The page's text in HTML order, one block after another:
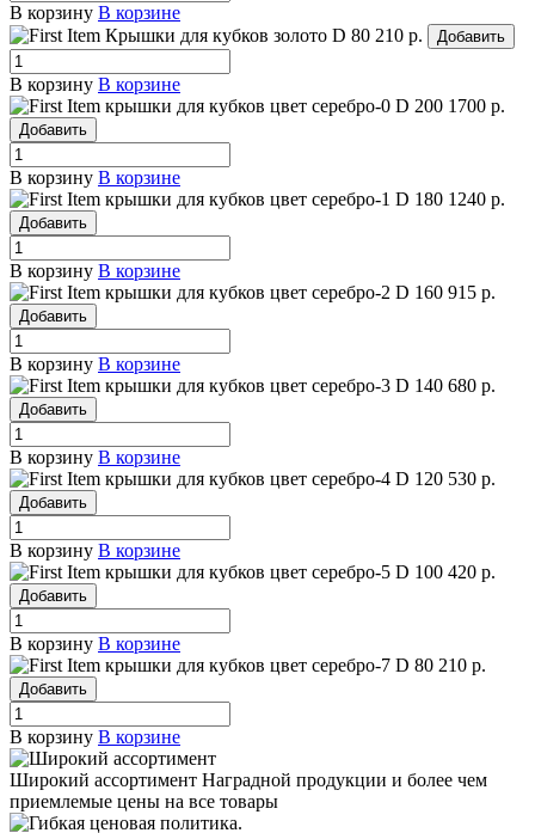
В корзину В корзине
Крышки для кубков золото D 80 210 р. Добавить
В корзину В корзине
крышки для кубков цвет серебро-0 D 200 1700 р.
Добавить
В корзину В корзине
крышки для кубков цвет серебро-1 D 180 1240 р.
Добавить
В корзину В корзине
крышки для кубков цвет серебро-2 D 160 915 р.
Добавить
В корзину В корзине
крышки для кубков цвет серебро-3 D 140 680 р.
Добавить
В корзину В корзине
крышки для кубков цвет серебро-4 D 120 530 р.
Добавить
В корзину В корзине
крышки для кубков цвет серебро-5 D 100 420 р.
Добавить
В корзину В корзине
крышки для кубков цвет серебро-7 D 80 210 р.
Добавить
В корзину В корзине
Широкий ассортимент Наградной продукции и более чем
приемлемые цены на все товары